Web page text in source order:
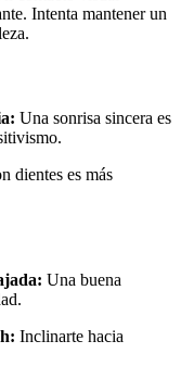
Intenta mantener un
Una sonrisa sincera es
dientes es más
Una buena
Inclinarte hacia